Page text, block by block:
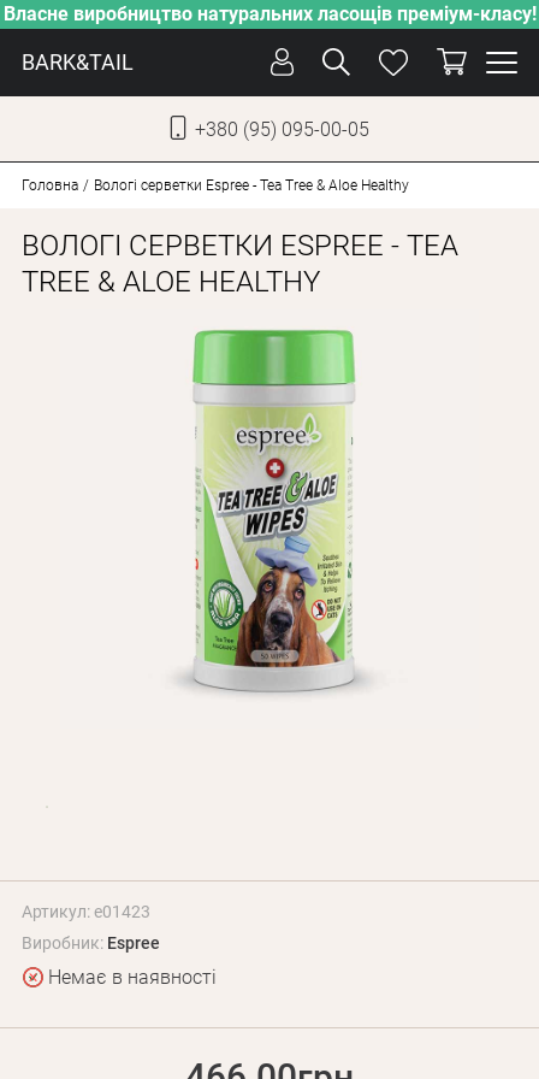
Власне виробництво натуральних ласощів преміум-класу!
BARK&TAIL
+380 (95) 095-00-05
СОБАКИ
КОТИ
ВІД СПЕКИ
ВЛАСНЕ ВИРОБНИЦТВО
НОВИНКИ
АКЦІЇ
БЛОГ
Оплата і доставка
Програма лояльності
Про Нас
Оптовим клієнтам
Головна Вологі серветки Espree - Tea Tree & Aloe Healthy
ВОЛОГІ СЕРВЕТКИ ESPREE - TEA
TREE & ALOE HEALTHY
Артикул: e01423
Виробник: Espree
Немає в наявності